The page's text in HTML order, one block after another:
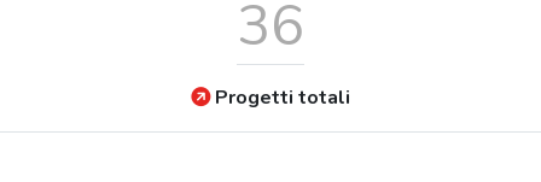
36
Progetti totali